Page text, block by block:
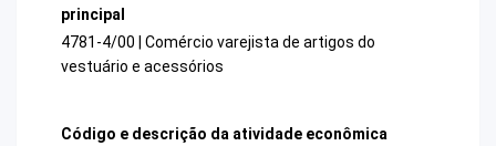
principal
4781-4/00 | Comércio varejista de artigos do
vestuário e acessórios
Código e descrição da atividade econômica